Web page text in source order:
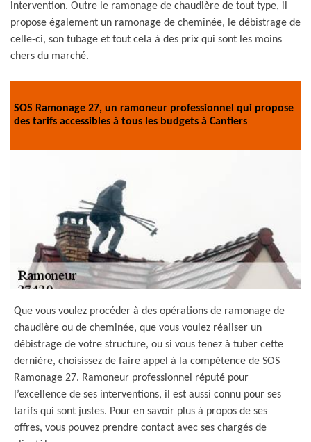
intervention. Outre le ramonage de chaudière de tout type, il
propose également un ramonage de cheminée, le débistrage de
celle-ci, son tubage et tout cela à des prix qui sont les moins
chers du marché.
SOS Ramonage 27, un ramoneur professionnel qui propose
des tarifs accessibles à tous les budgets à Cantiers
Que vous voulez procéder à des opérations de ramonage de
chaudière ou de cheminée, que vous voulez réaliser un
débistrage de votre structure, ou si vous tenez à tuber cette
dernière, choisissez de faire appel à la compétence de SOS
Ramonage 27. Ramoneur professionnel réputé pour
l’excellence de ses interventions, il est aussi connu pour ses
tarifs qui sont justes. Pour en savoir plus à propos de ses
offres, vous pouvez prendre contact avec ses chargés de